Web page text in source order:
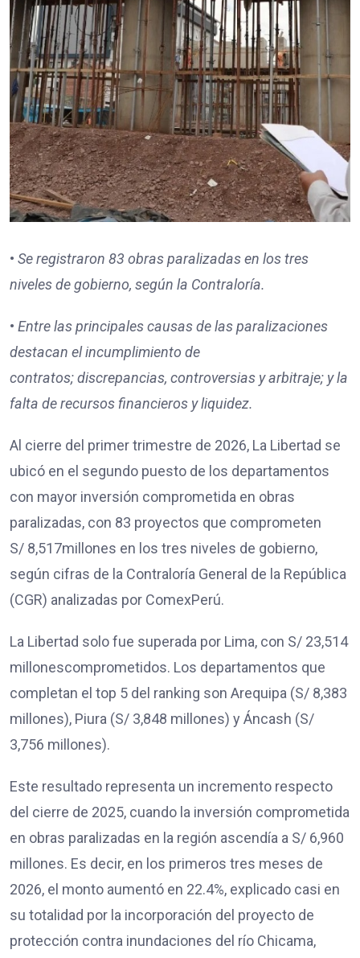
• Se registraron 83 obras paralizadas en los tres
niveles de gobierno, según la Contraloría.
• Entre las principales causas de las paralizaciones
destacan el incumplimiento de
contratos;discrepancias, controversias y arbitraje; yla
falta de recursos financieros y liquidez.
Al cierre del primer trimestre de 2026, La Libertad se
ubicó en el segundo puesto de los departamentos
con mayor inversión comprometida en obras
paralizadas, con 83 proyectos que comprometen
S/ 8,517millones en los tres niveles de gobierno,
según cifras de la Contraloría General de la República
(CGR) analizadas por ComexPerú.
La Libertad solo fue superada por Lima, con S/ 23,514
millonescomprometidos. Los departamentos que
completan el top 5 del ranking son Arequipa (S/ 8,383
millones), Piura (S/ 3,848 millones) y Áncash (S/
3,756 millones).
Este resultado representa un incremento respecto
del cierre de 2025, cuando la inversión comprometida
en obras paralizadas en la región ascendía a S/ 6,960
millones. Es decir, en los primeros tres meses de
2026, el monto aumentó en 22.4%, explicado casi en
su totalidad por la incorporación del proyecto de
protección contra inundaciones del río Chicama,